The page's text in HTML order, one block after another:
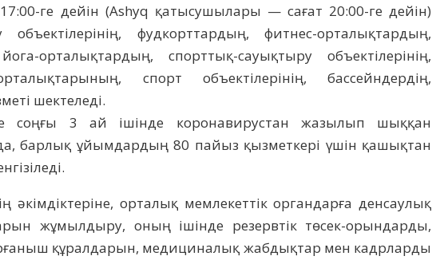
ге дейін (Ashyq қатысушылары — сағат 20:00-ге дейін)
фудкорттардың, фитнес-орталықтардың,
орталықтардың, спорттық-сауықтыру объектілерінің,
спорт объектілерінің, бассейндердің,
шектеледі.
соңғы 3 ай ішінде коронавирустан жазылып шыққан
барлық ұйымдардың 80 пайыз қызметкері үшін қашықтан
әкімдіктеріне, орталық мемлекеттік органдарға денсаулық
жұмылдыру, оның ішінде резервтік төсек-орындарды,
құралдарын, медициналық жабдықтар мен кадрларды